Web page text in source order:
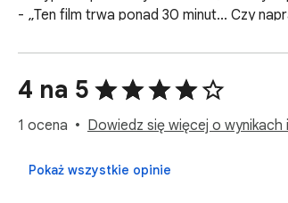
- „Ten film trwa ponad 30 minut... Czy
- „Film jest w języku, w którym nie jestem
- „Odtwarzałem to w tle, ale niczego się
- „Zapisałem na później... ale nigdy nie
Oglądanie wszystkiego w całości
4 na 5
1 ocena Dowiedz się więcej o wynikach
Pokaż wszystkie opinie